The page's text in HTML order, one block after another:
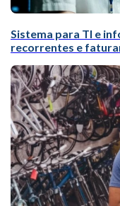
Sistema para TI e
recorrentes e